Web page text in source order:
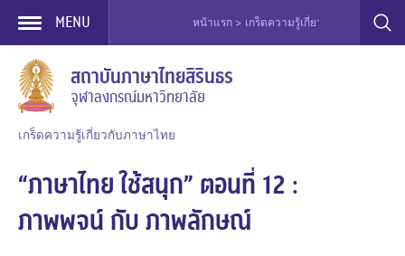
Skip
content
MENU หน้าแรก > เกร็ดความรู้เกี่ยวกับภาษาไทย >
สถาบันภาษาไทยสิรินธร
จุฬาลงกรณ์มหาวิทยาลัย
เกร็ดความรู้เกี่ยวกับภาษาไทย
“ภาษาไทย ใช้สนุก” ตอนที่ 12 :
ภาพพจน์ กับ ภาพลักษณ์